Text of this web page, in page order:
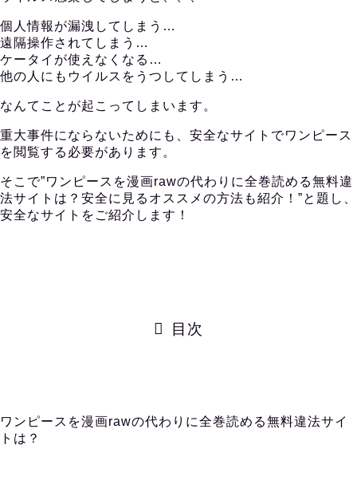
個人情報が漏洩してしまう…
遠隔操作されてしまう…
ケータイが使えなくなる…
他の人にもウイルスをうつしてしまう…
なんてことが起こってしまいます。
重大事件にならないためにも、安全なサイトでワンピース
を閲覧する必要があります。
そこで”ワンピースを漫画rawの代わりに全巻読める無料違
法サイトは？安全に見るオススメの方法も紹介！”と題し、
安全なサイトをご紹介します！
目次
ワンピースを漫画rawの代わりに全巻読める無料違法サイ
トは？